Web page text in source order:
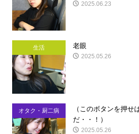
2025.06.23
生活 老眼
2025.05.26
オタク・厨二病
（このボタンを押せ
だ・・！）
2025.05.26